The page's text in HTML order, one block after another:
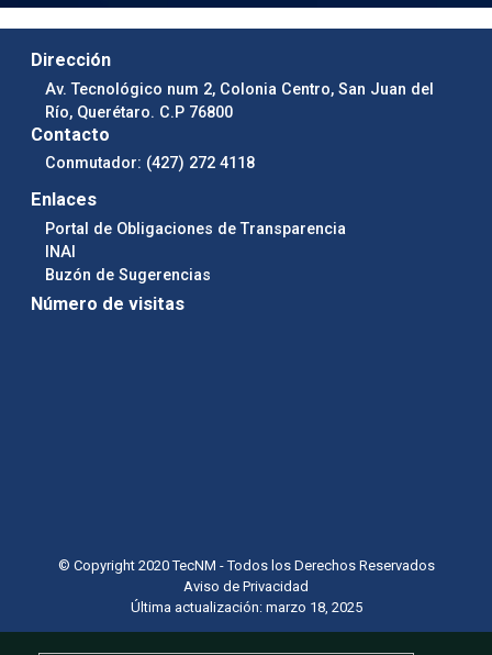
Dirección
Av. Tecnológico num 2, Colonia Centro, San Juan del
Río, Querétaro. C.P 76800
Contacto
Conmutador: (427) 272 4118
Enlaces
Portal de Obligaciones de Transparencia
INAI
Buzón de Sugerencias
Número de visitas
© Copyright 2020 TecNM - Todos los Derechos Reservados
Aviso de Privacidad
Última actualización: marzo 18, 2025